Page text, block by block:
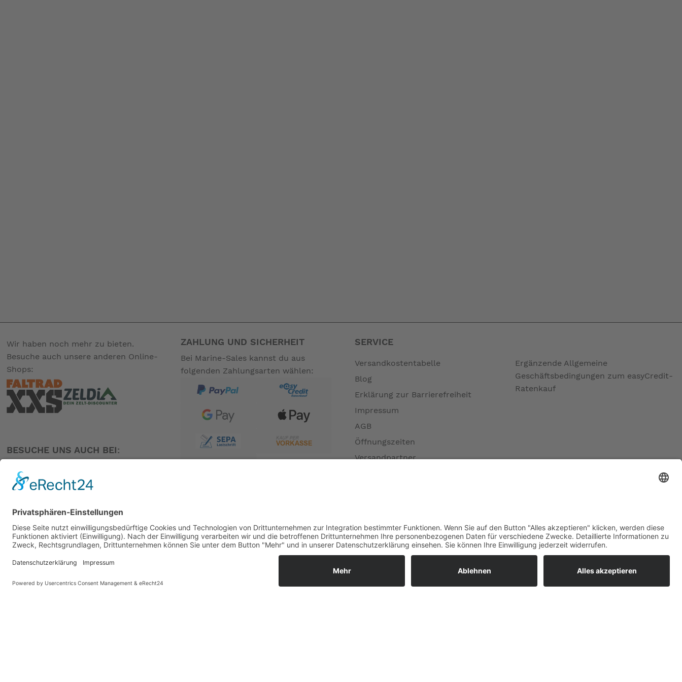
Wir haben noch mehr zu bieten.
Besuche auch unsere anderen Online-
Shops:
BESUCHE UNS AUCH BEI:
ZAHLUNG UND SICHERHEIT
Bei Marine-Sales kannst du aus
folgenden Zahlungsarten wählen:
SERVICE
Versandkostentabelle
Blog
Erklärung zur Barrierefreiheit
Impressum
AGB
Öffnungszeiten
Versandpartner
Widerrufsrecht MS
Widerrufsrecht bei Dienstleistungen
Ergänzende Allgemeine
Geschäftsbedingungen zum easyCredit-
Ratenkauf